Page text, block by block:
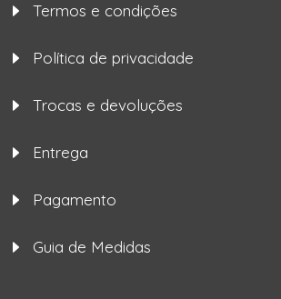
Termos e condições
Política de privacidade
Trocas e devoluções
Entrega
Pagamento
Guia de Medidas